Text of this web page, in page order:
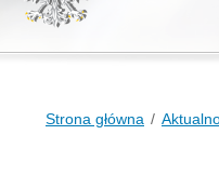
Strona główna